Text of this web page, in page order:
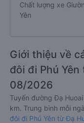
Chất lượng xe
Yên
Giới thiệu về
đôi đi Phú
08/2026
Tuyến đường Đạ
km. Trung bình mỗi
đôi đi Phú Yên từ Đạ